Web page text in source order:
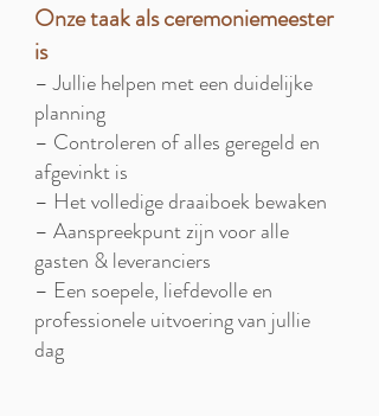
Onze taak als ceremoniemeester
is
– Jullie helpen met een duidelijke
planning
– Controleren of alles geregeld en
afgevinkt is
– Het volledige draaiboek bewaken
– Aanspreekpunt zijn voor alle
gasten & leveranciers
– Een soepele, liefdevolle en
professionele uitvoering van jullie
dag